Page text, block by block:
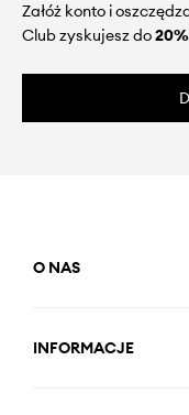
Załóż konto i
Club zyskujesz do20%
O NAS
INFORMACJE